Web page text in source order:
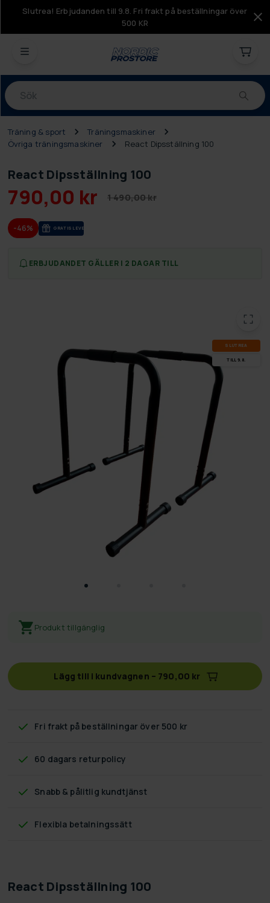
Slutrea! Erbjudanden till 9.8. Fri frakt på beställningar över
500 KR
Produkter
Träning & sport
Träningsmaskiner
Övriga träningsmaskiner
React Dipsställning 100
React Dipsställning 100
790,00 kr 1 490,00 kr
-46% GRA­TIS LE­VE­RANS
ERBJUDANDET GÄLLER I 2 DAGAR TILL
SLUT­REA
TILL 9.8.
Produkt tillgänglig
Lägg till i kundvagnen – 790,00 kr
Fri frakt på beställningar över 500 kr
60 dagars returpolicy
Snabb & pålitlig kundtjänst
Flexibla betalningssätt
React Dipsställning 100